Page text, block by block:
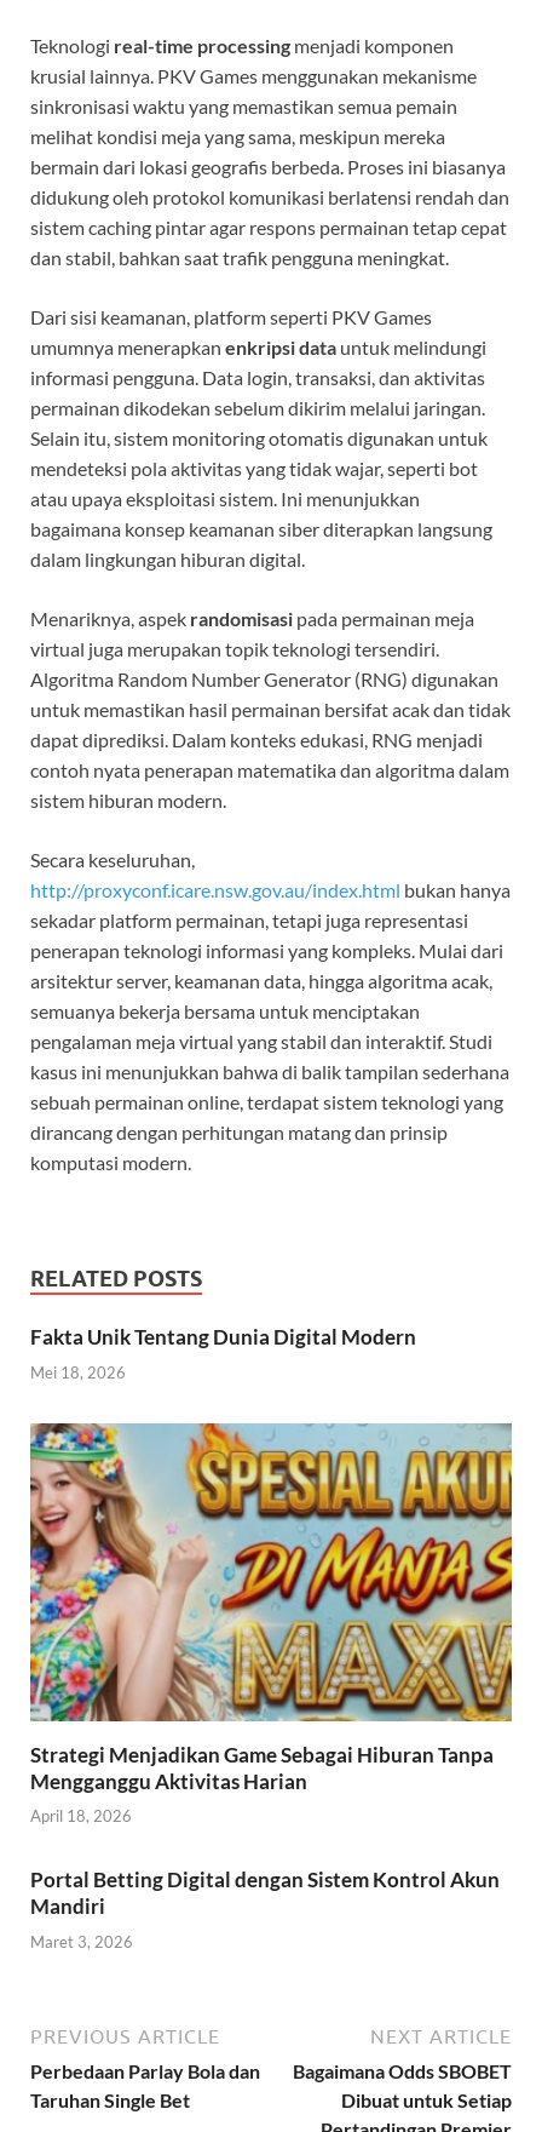
Teknologi real-time processing menjadi komponen
krusial lainnya. PKV Games menggunakan mekanisme
sinkronisasi waktu yang memastikan semua pemain
melihat kondisi meja yang sama, meskipun mereka
bermain dari lokasi geografis berbeda. Proses ini biasanya
didukung oleh protokol komunikasi berlatensi rendah dan
sistem caching pintar agar respons permainan tetap cepat
dan stabil, bahkan saat trafik pengguna meningkat.
Dari sisi keamanan, platform seperti PKV Games
umumnya menerapkan enkripsi data untuk melindungi
informasi pengguna. Data login, transaksi, dan aktivitas
permainan dikodekan sebelum dikirim melalui jaringan.
Selain itu, sistem monitoring otomatis digunakan untuk
mendeteksi pola aktivitas yang tidak wajar, seperti bot
atau upaya eksploitasi sistem. Ini menunjukkan
bagaimana konsep keamanan siber diterapkan langsung
dalam lingkungan hiburan digital.
Menariknya, aspek randomisasi pada permainan meja
virtual juga merupakan topik teknologi tersendiri.
Algoritma Random Number Generator (RNG) digunakan
untuk memastikan hasil permainan bersifat acak dan tidak
dapat diprediksi. Dalam konteks edukasi, RNG menjadi
contoh nyata penerapan matematika dan algoritma dalam
sistem hiburan modern.
Secara keseluruhan,
http://proxyconf.icare.nsw.gov.au/index.html bukan hanya
sekadar platform permainan, tetapi juga representasi
penerapan teknologi informasi yang kompleks. Mulai dari
arsitektur server, keamanan data, hingga algoritma acak,
semuanya bekerja bersama untuk menciptakan
pengalaman meja virtual yang stabil dan interaktif. Studi
kasus ini menunjukkan bahwa di balik tampilan sederhana
sebuah permainan online, terdapat sistem teknologi yang
dirancang dengan perhitungan matang dan prinsip
komputasi modern.
RELATED POSTS
Fakta Unik Tentang Dunia Digital Modern
Mei 18, 2026
Strategi Menjadikan Game Sebagai Hiburan Tanpa
Mengganggu Aktivitas Harian
April 18, 2026
Portal Betting Digital dengan Sistem Kontrol Akun
Mandiri
Maret 3, 2026
PREVIOUS ARTICLE
Perbedaan Parlay Bola dan
Taruhan Single Bet
NEXT ARTICLE
Bagaimana Odds SBOBET
Dibuat untuk Setiap